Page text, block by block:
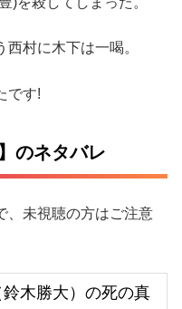
村に木下は一喝。
です!
のネタバレ
、未視聴の方はご注意
木勝大）の死の真